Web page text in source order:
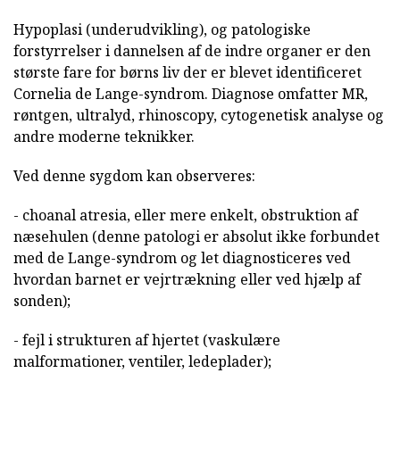
Hypoplasi (underudvikling), og patologiske
forstyrrelser i dannelsen af de indre organer er den
største fare for børns liv der er blevet identificeret
Cornelia de Lange-syndrom. Diagnose omfatter MR,
røntgen, ultralyd, rhinoscopy, cytogenetisk analyse og
andre moderne teknikker.
Ved denne sygdom kan observeres:
- choanal atresia, eller mere enkelt, obstruktion af
næsehulen (denne patologi er absolut ikke forbundet
med de Lange-syndrom og let diagnosticeres ved
hvordan barnet er vejrtrækning eller ved hjælp af
sonden);
- fejl i strukturen af hjertet (vaskulære
malformationer, ventiler, ledeplader);